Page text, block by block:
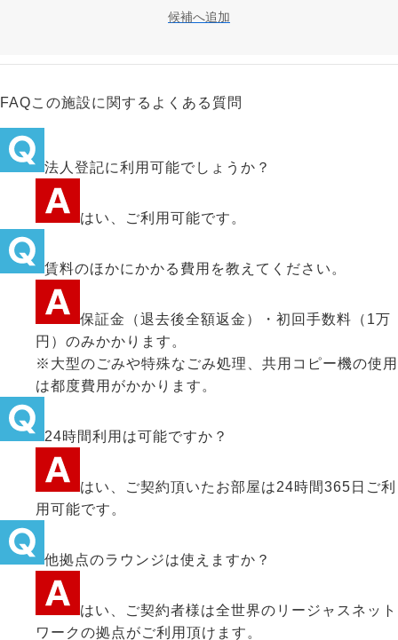
候補へ追加
FAQこの施設に関するよくある質問
法人登記に利用可能でしょうか？
はい、ご利用可能です。
賃料のほかにかかる費用を教えてください。
保証金（退去後全額返金）・初回手数料（1万
円）のみかかります。
※大型のごみや特殊なごみ処理、共用コピー機の使用
は都度費用がかかります。
24時間利用は可能ですか？
はい、ご契約頂いたお部屋は24時間365日ご利
用可能です。
他拠点のラウンジは使えますか？
はい、ご契約者様は全世界のリージャスネット
ワークの拠点がご利用頂けます。